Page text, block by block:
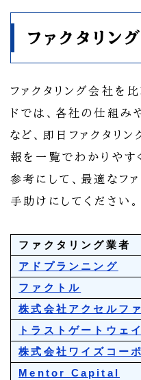
ファクタリン
ファクタリング会社を
ドでは、各社の仕組み
など、即日ファクタリ
報を一覧でわかりやす
参考にして、最適なフ
手助けにしてください。
ファクタリング業者
アドプランニング
ファクトル
株式会社アクセルフ
トラストゲートウェイ
株式会社ワイズコー
Mentor Capital